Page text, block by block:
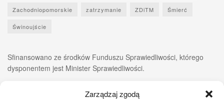
Zarządzaj zgodą
Zachodniopomorskie zatrzymanie ZDiTM Śmierć
Świnoujście
Sfinansowano ze środków Funduszu Sprawiedliwości, którego
dysponentem jest Minister Sprawiedliwości.